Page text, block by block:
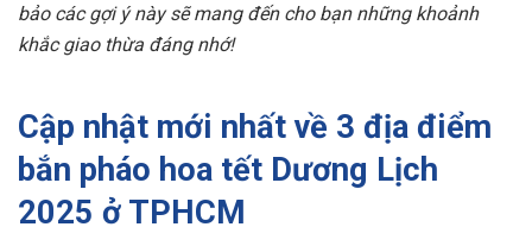
bảo các gợi ý này sẽ mang đến cho bạn những khoảnh
khắc giao thừa đáng nhớ!
Cập nhật mới nhất về 3 địa điểm
bắn pháo hoa tết Dương Lịch
2025 ở TPHCM